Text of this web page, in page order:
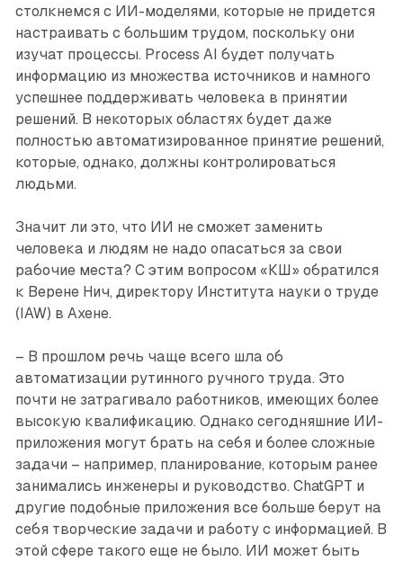
столкнемся с ИИ-моделями, которые не придется
настраивать с большим трудом, поскольку они
изучат процессы. Process AI будет получать
информацию из множества источников и намного
успешнее поддерживать человека в принятии
решений. В некоторых областях будет даже
полностью автоматизированное принятие решений,
которые, однако, должны контролироваться
людьми.
Значит ли это, что ИИ не сможет заменить
человека и людям не надо опасаться за свои
рабочие места? С этим вопросом «КШ» обратился
к Верене Нич, директору Института науки о труде
(IAW) в Ахене.
– В прошлом речь чаще всего шла об
автоматизации рутинного ручного труда. Это
почти не затрагивало работников, имеющих более
высокую квалификацию. Однако сегодняшние ИИ-
приложения могут брать на себя и более сложные
задачи – например, планирование, которым ранее
занимались инженеры и руководство. ChatGPT и
другие подобные приложения все больше берут на
себя творческие задачи и работу с информацией. В
этой сфере такого еще не было. ИИ может быть